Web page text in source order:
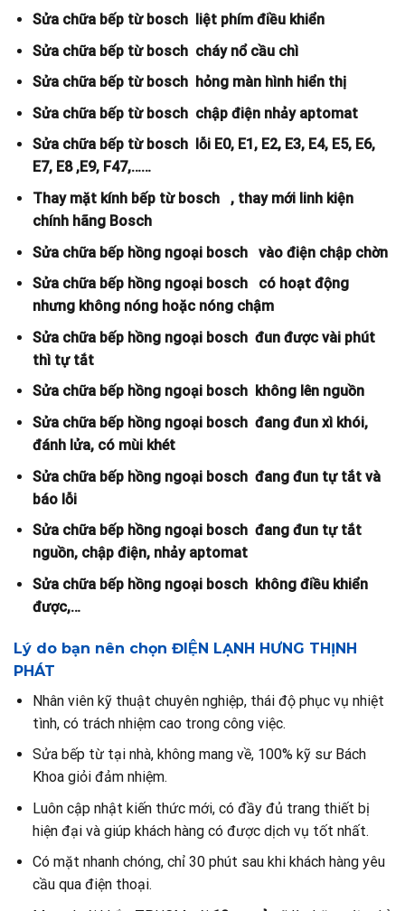
Sửa chữa bếp từ bosch liệt phím điều khiển
Sửa chữa bếp từ bosch cháy nổ cầu chì
Sửa chữa bếp từ bosch hỏng màn hình hiển thị
Sửa chữa bếp từ bosch chập điện nhảy aptomat
Sửa chữa bếp từ bosch lỗi E0, E1, E2, E3, E4, E5, E6,
E7, E8 ,E9, F47,……
Thay mặt kính bếp từ bosch , thay mới linh kiện
chính hãng Bosch
Sửa chữa bếp hồng ngoại bosch vào điện chập chờn
Sửa chữa bếp hồng ngoại bosch có hoạt động
nhưng không nóng hoặc nóng chậm
Sửa chữa bếp hồng ngoại bosch đun được vài phút
thì tự tắt
Sửa chữa bếp hồng ngoại bosch không lên nguồn
Sửa chữa bếp hồng ngoại bosch đang đun xì khói,
đánh lửa, có mùi khét
Sửa chữa bếp hồng ngoại bosch đang đun tự tắt và
báo lỗi
Sửa chữa bếp hồng ngoại bosch đang đun tự tắt
nguồn, chập điện, nhảy aptomat
Sửa chữa bếp hồng ngoại bosch không điều khiển
được,…
Lý do bạn nên chọn ĐIỆN LẠNH HƯNG THỊNH
PHÁT
Nhân viên kỹ thuật chuyên nghiệp, thái độ phục vụ nhiệt
tình, có trách nhiệm cao trong công việc.
Sửa bếp từ tại nhà, không mang về, 100% kỹ sư Bách
Khoa giỏi đảm nhiệm.
Luôn cập nhật kiến thức mới, có đầy đủ trang thiết bị
hiện đại và giúp khách hàng có được dịch vụ tốt nhất.
Có mặt nhanh chóng, chỉ 30 phút sau khi khách hàng yêu
cầu qua điện thoại.